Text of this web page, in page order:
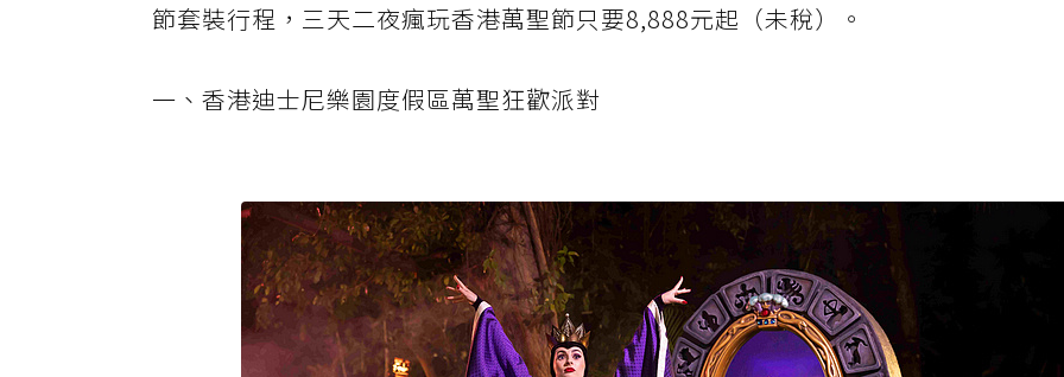
節套裝行程，三天二夜瘋玩香港萬聖節只要8,888元起（未稅）。
一、香港迪士尼樂園度假區萬聖狂歡派對